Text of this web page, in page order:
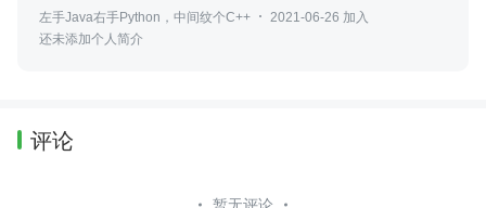
左手Java右手Python，中间纹个C++
2021-06-26 加入
还未添加个人简介
评论